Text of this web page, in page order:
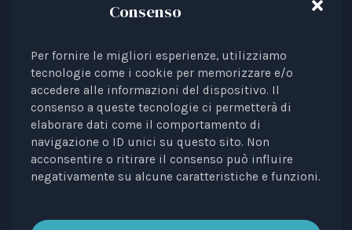
Consenso
Per fornire le migliori esperienze, utilizziamo
tecnologie come i cookie per memorizzare e/o
accedere alle informazioni del dispositivo. Il
consenso a queste tecnologie ci permetterà di
elaborare dati come il comportamento di
navigazione o ID unici su questo sito. Non
acconsentire o ritirare il consenso può influire
negativamente su alcune caratteristiche e funzioni.
Animal Law Italia è un Ente del Terzo Settore avente
come finalità la tutela legale degli animali.
Iscrizione al RUNTS Rep. 4 del 01/03/2022.
L'associazione è riconosciuta come rappresentante di
interessi davanti alle Istituzioni europee.
La rivistaDiritti degli Animali. Profili Etici, Scientifici e
Bari n. 8/2023 del 18/09/2023, direttrice